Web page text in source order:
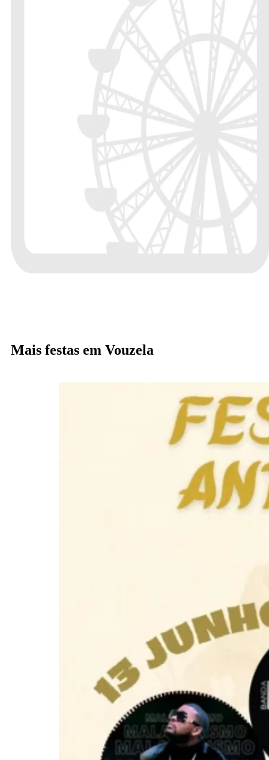
Mais festas em Vouzela